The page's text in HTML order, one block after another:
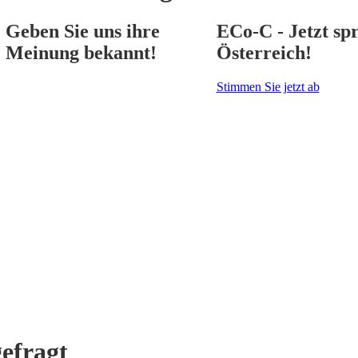
Geben Sie uns ihre
Meinung bekannt!
ECo-C - Jetzt
Österreich!
Stimmen Sie jetzt ab